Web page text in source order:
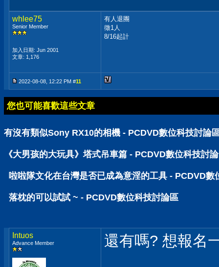
whlee75
Senior Member
加入日期: Jun 2001
文章: 1,176
有人退團
徵1人
8/16起計
2022-08-08, 12:22 PM #11
您也可能喜歡這些文章
有沒有類似Sony RX10的相機 - PCDVD數位科技討論
《大男孩的大玩具》塔式吊車篇 - PCDVD數位科技討
啦啦隊文化在台灣是否已成為意淫的工具 - PCDVD數
落枕的可以試試 ~ - PCDVD數位科技討論區
Intuos
Advance Member 還有嗎? 想報名